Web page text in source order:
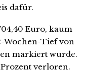
dafür.
Euro, kaum
Wochen-Tief von
markiert wurde.
verloren.